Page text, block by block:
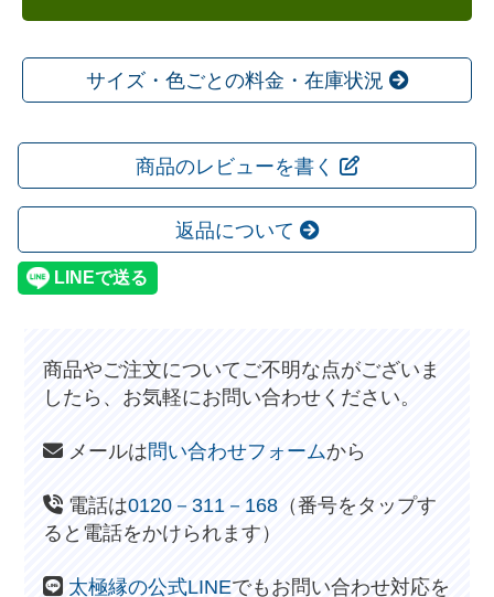
サイズ・色ごとの料金・在庫状況
商品のレビューを書く
返品について
商品やご注文についてご不明な点がございま
したら、お気軽にお問い合わせください。
メールは問い合わせフォームから
電話は0120－311－168 （番号をタップす
ると電話をかけられます）
太極縁の公式LINEでもお問い合わせ対応を